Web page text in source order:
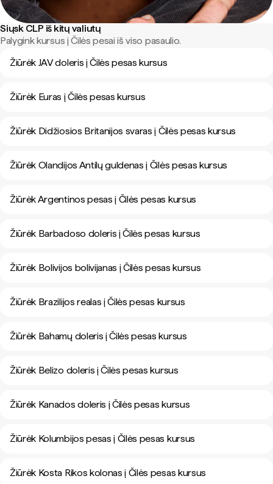
Siųsk CLP iš kitų valiutų
Palygink kursus į Čilės pesai iš viso pasaulio.
Žiūrėk JAV doleris į Čilės pesas kursus
Žiūrėk Euras į Čilės pesas kursus
Žiūrėk Didžiosios Britanijos svaras į Čilės pesas kursus
Žiūrėk Olandijos Antilų guldenas į Čilės pesas kursus
Žiūrėk Argentinos pesas į Čilės pesas kursus
Žiūrėk Barbadoso doleris į Čilės pesas kursus
Žiūrėk Bolivijos bolivijanas į Čilės pesas kursus
Žiūrėk Brazilijos realas į Čilės pesas kursus
Žiūrėk Bahamų doleris į Čilės pesas kursus
Žiūrėk Belizo doleris į Čilės pesas kursus
Žiūrėk Kanados doleris į Čilės pesas kursus
Žiūrėk Kolumbijos pesas į Čilės pesas kursus
Žiūrėk Kosta Rikos kolonas į Čilės pesas kursus